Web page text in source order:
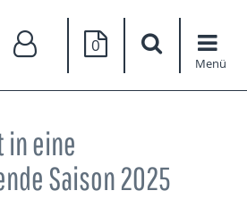
0
Menü
in eine
Saison 2025